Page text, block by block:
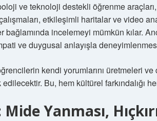
ve teknoloji destekli öğrenme
etkileşimli haritalar ve video
bağlamında incelemeyi mümkün kılar.
ve duygusal anlayışla
kendi yorumlarını üretmeleri
Bu, hem kültürel farkındalığı
Mide Yanması,